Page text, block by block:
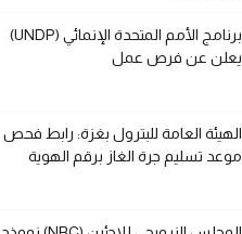
برنامج الأمم المتحدة الإنمائي (UNDP)
يعلن عن فرص عمل
الهيئة العامة للبترول بغزة: رابط فحص
موعد تسليم جرة الغاز برقم الهوية